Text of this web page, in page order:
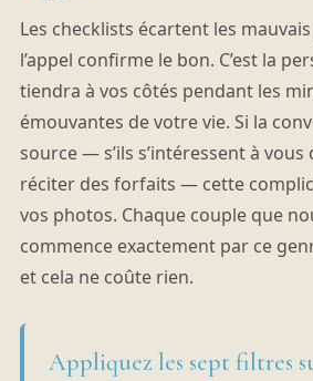
Les checklists écartent les
l’appel confirme le bon. C’est la
tiendra à vos côtés pendant les
émouvantes de votre vie. Si la
source — s’ils s’intéressent à vous
réciter des forfaits — cette
vos photos. Chaque couple que
commence exactement par ce
et cela ne coûte rien.
Appliquez les sept filtres